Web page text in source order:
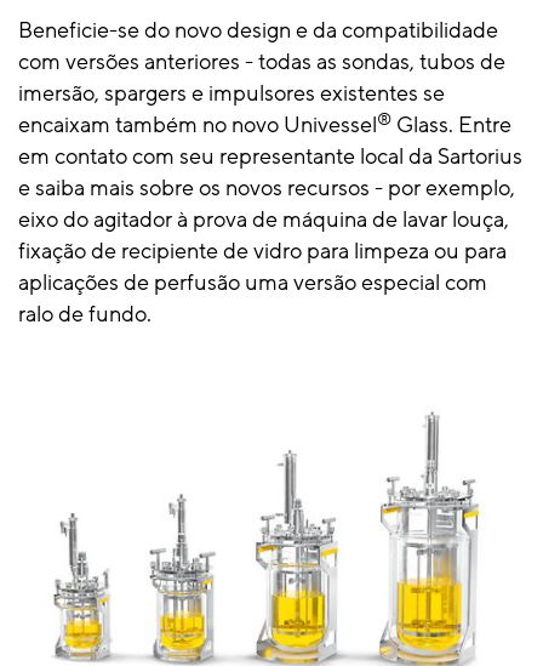
Beneficie-se do novo design e da compatibilidade
com versões anteriores - todas as sondas, tubos de
imersão, spargers e impulsores existentes se
encaixam também no novo Univessel® Glass. Entre
em contato com seu representante local da Sartorius
e saiba mais sobre os novos recursos - por exemplo,
eixo do agitador à prova de máquina de lavar louça,
fixação de recipiente de vidro para limpeza ou para
aplicações de perfusão uma versão especial com
ralo de fundo.